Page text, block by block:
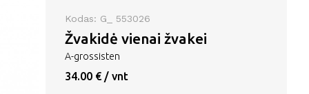
Kodas: G_ 553026
Žvakidė vienai žvakei
A-grossisten
34.00 € / vnt